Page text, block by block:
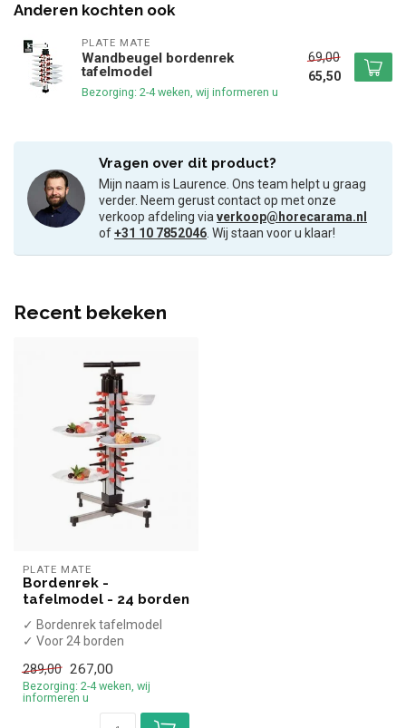
Anderen kochten ook
PLATE MATE
Wandbeugel bordenrek
tafelmodel
Bezorging: 2-4 weken, wij informeren u
69,00
65,50
Vragen over dit product?
Mijn naam is Laurence. Ons team helpt u graag
verder. Neem gerust contact op met onze
verkoop afdeling viaverkoop@horecarama.nl
of+31 10 7852046. Wij staan voor u klaar!
Recent bekeken
PLATE MATE
Bordenrek -
tafelmodel - 24 borden
✓ Bordenrek tafelmodel
✓ Voor 24 borden
diepte 36cm
289,00 267,00
Bezorging: 2-4 weken, wij
informeren u